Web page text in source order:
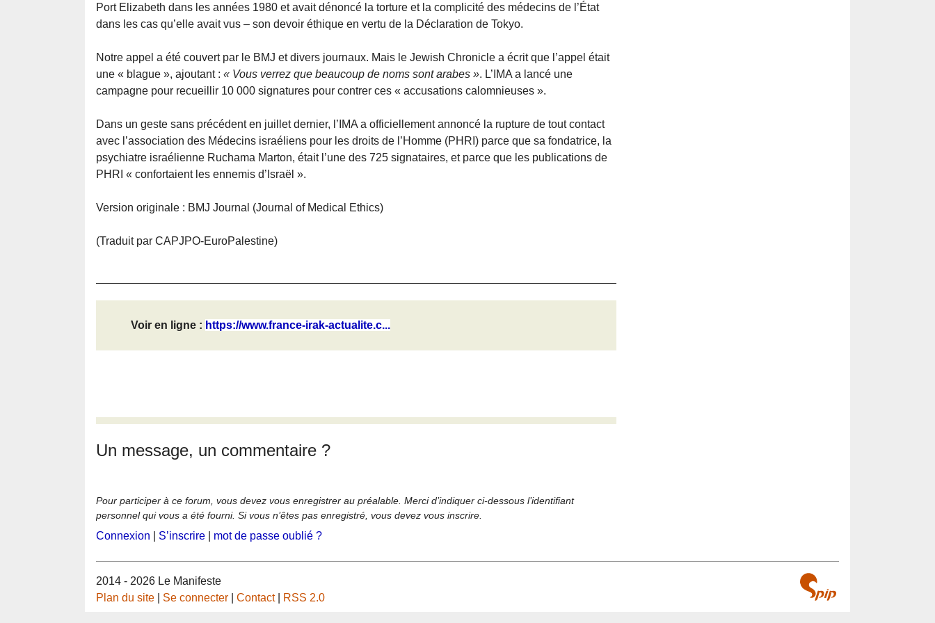
Port Elizabeth dans les années 1980 et avait dénoncé la torture et la complicité des médecins de l’État
dans les cas qu’elle avait vus – son devoir éthique en vertu de la Déclaration de Tokyo.
Notre appel a été couvert par le BMJ et divers journaux. Mais le Jewish Chronicle a écrit que l’appel était
une « blague », ajoutant : « Vous verrez que beaucoup de noms sont arabes ». L’IMA a lancé une
campagne pour recueillir 10 000 signatures pour contrer ces « accusations calomnieuses ».
Dans un geste sans précédent en juillet dernier, l’IMA a officiellement annoncé la rupture de tout contact
avec l’association des Médecins israéliens pour les droits de l’Homme (PHRI) parce que sa fondatrice, la
psychiatre israélienne Ruchama Marton, était l’une des 725 signataires, et parce que les publications de
PHRI « confortaient les ennemis d’Israël ».
Version originale : BMJ Journal (Journal of Medical Ethics)
(Traduit par CAPJPO-EuroPalestine)
Voir en ligne : https://www.france-irak-actualite.c...
Un message, un commentaire ?
Pour participer à ce forum, vous devez vous enregistrer au préalable. Merci d’indiquer ci-dessous l’identifiant
personnel qui vous a été fourni. Si vous n’êtes pas enregistré, vous devez vous inscrire.
Connexion S’inscrire mot de passe oublié ?
2014 - 2026 Le Manifeste
Plan du site
Se connecter Contact| RSS 2.0